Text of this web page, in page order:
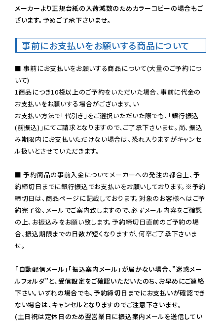
メーカーより正規台紙の入荷減数のためカラーコピーの場合もご
ざいます。予めご了承下さいませ。
事前にお支払いをお願いする商品について
■ 事前にお支払いをお願いする商品について(大量のご予約につ
いて)
1商品につき10袋以上のご予約をいただいた場合、事前に代金の
お支払いをお願いする場合がございます。い
お支払い方法で「代引き」をご選択いただいた際でも、「銀行振込
(前振込)」にてご請求となりますので、ご了承下さいませ。尚、振込
み期限内にお支払いただけない場合は、恐れ入りますがキャンセ
ル扱いとさせていただきます。
■ 予約商品の事前入金についてメーカーへの発注の都合上、予
約締切日までに銀行振込でお支払いをお願いしております。※予約
締切日は、商品ページに記載しております。対象のお客様へはご予
約完了後、メールでご案内致しますので、必ずメール内容をご確認
の上、お振込みをお願い致します。予約締切日直前のご予約の場
合、振込期限までの日数が短くなりますが、何卒ご了承下さいま
せ。
「自動配信メール」「振込案内メール」が届かない場合、”迷惑メー
ルフォルダ”と、受信設定をご確認いただいたのち、お早めにご連絡
下さい。いずれの場合でも、予約締切日までにお支払いが確認でき
ない場合は、キャンセルとなりますのでご注意下さいませ。
(土日祝は定休日のため翌営業日に振込案内メールを送信してい